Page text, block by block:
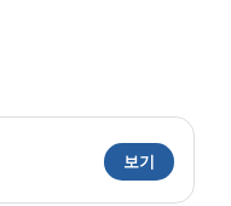
보기